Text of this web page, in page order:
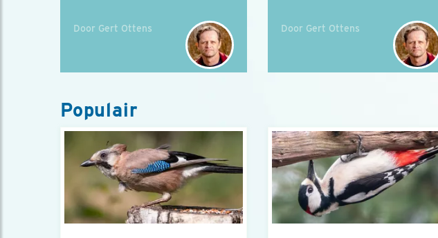
Door Gert Ottens Door Gert Ottens
Populair